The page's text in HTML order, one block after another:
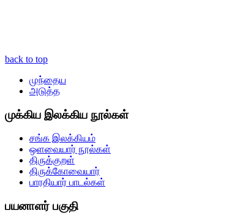
back to top
முந்தைய
அடுத்த
முக்கிய இலக்கிய நூல்கள்
சங்க இலக்கியம்
ஒளவையார் நூல்கள்
திருக்குறள்
திருக்கோவையார்
பாரதியார் பாடல்கள்
பயனாளர் பகுதி